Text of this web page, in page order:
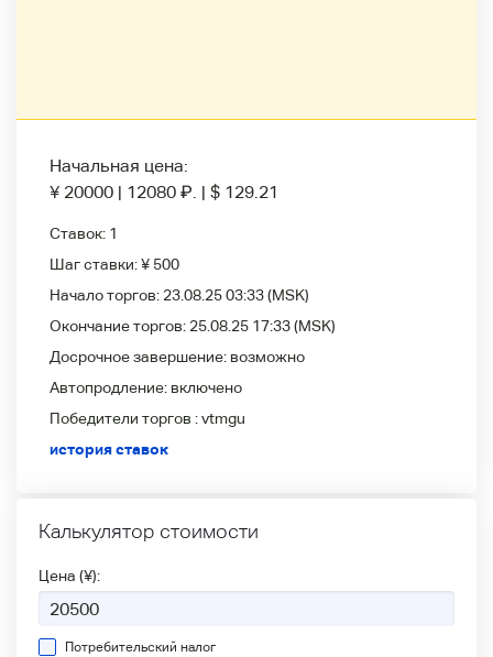
Начальная цена:
¥ 20000 | 12080 ₽. | $ 129.21
Ставок: 1
Шаг ставки:¥ 500
Начало торгов: 23.08.25 03:33(MSK)
Окончание торгов: 25.08.25 17:33(MSK)
Досрочное завершение: возможно
Автопродление: включено
Победители
торгов :vtmgu
история ставок
Калькулятор стоимости
Цена (¥):
Потребительский налог